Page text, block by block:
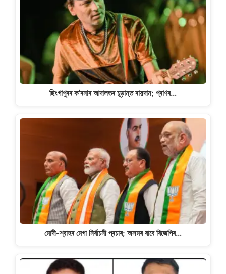
ছিংগাপুৰৰ ক'ৰনাৰ আদালতৰ চূড়ান্ত ৰায়দান; প্ৰাণৰ…
মোদী-শ্বাহৰ মেগা নিৰ্বাচনী প্ৰচাৰ; অসমৰ বাবে বিজেপিৰ…